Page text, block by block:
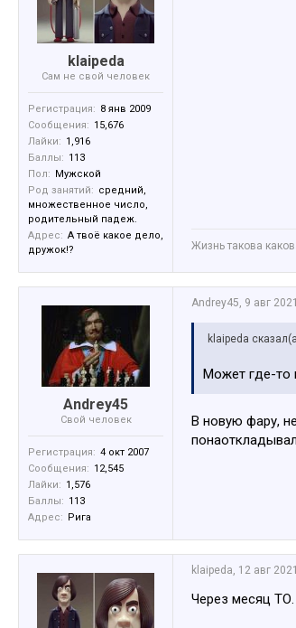
klaipeda
Сам не свой человек
Регистрация: 8 янв 2009
Сообщения: 15,676
Лайки: 1,916
Баллы: 113
Пол: Мужской
Род занятий: средний,
множественное число,
родительный падеж.
Адрес: А твоё какое дело,
дружок!?
Жизнь такова
Andrey45
Свой человек
Регистрация: 4 окт 2007
Сообщения: 12,545
Лайки: 1,576
Баллы: 113
Адрес: Рига
Andrey45, 9 авг 2021
klaipeda
Может где-то
В новую фару,
klaipeda, 12 авг 2021
Через месяц ТО.